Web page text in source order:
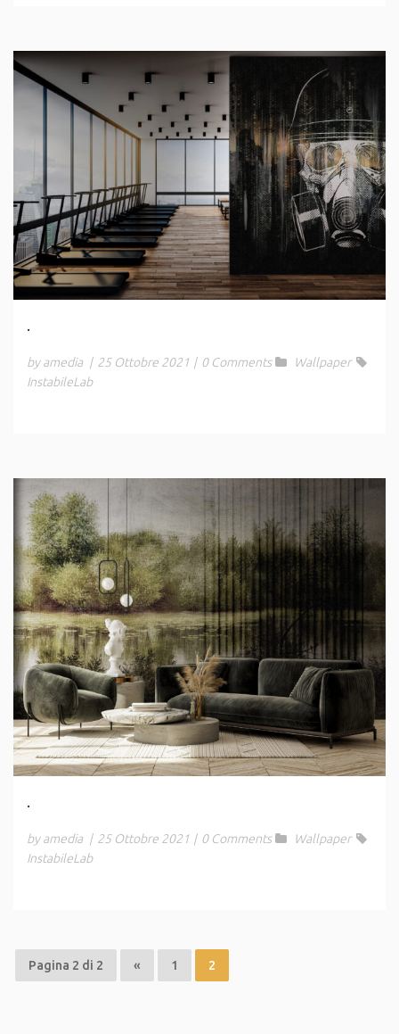
.
by amedia | 25 Ottobre 2021 | 0 Comments
Wallpaper
InstabileLab
.
by amedia | 25 Ottobre 2021 | 0 Comments
Wallpaper
InstabileLab
Pagina 2 di 2 « 1 2